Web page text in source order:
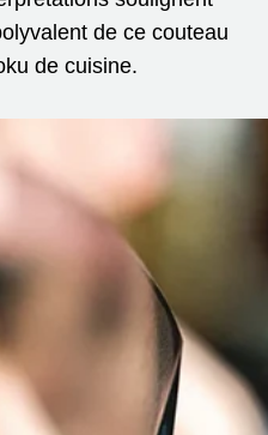
de ce couteau
de cuisine.